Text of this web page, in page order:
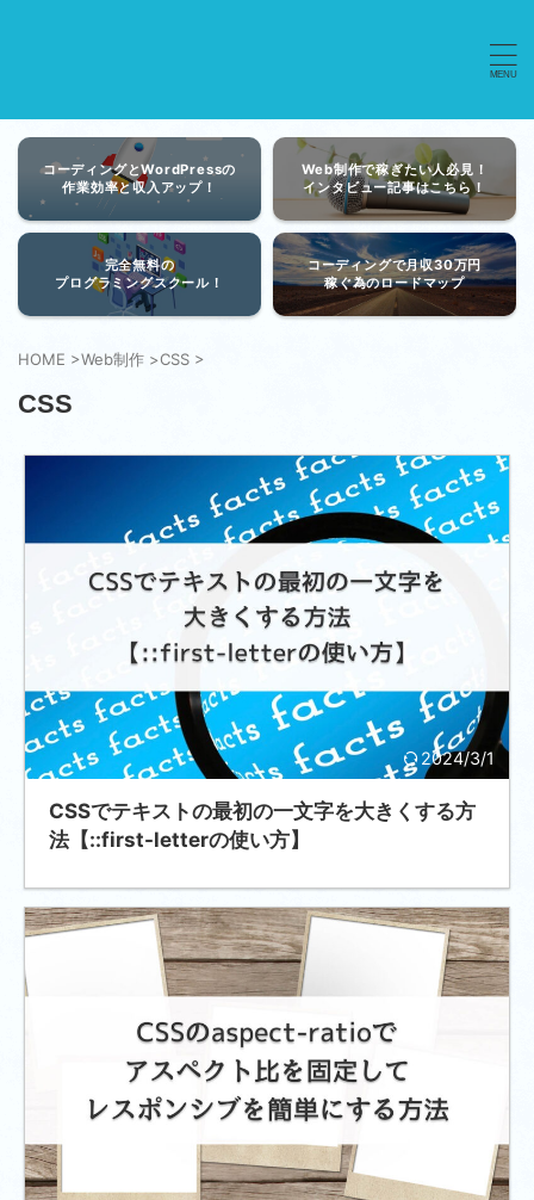
コーディングとWordPressの
作業効率と収入アップ！
Web制作で稼ぎたい人必見！
インタビュー記事はこちら！
完全無料の
プログラミングスクール！
コーディングで月収30万円
稼ぐ為のロードマップ
HOME >Web制作 >CSS >
CSS
2024/3/1
CSSでテキストの最初の一文字を大きくする方
法【::first-letterの使い方】